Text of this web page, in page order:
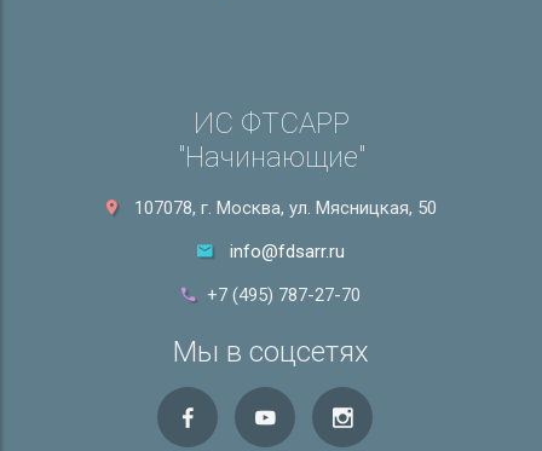
ИС ФТСАРР
"Начинающие"
107078, г. Москва, ул. Мясницкая, 50
info@fdsarr.ru
+7 (495) 787-27-70
Мы в соцсетях